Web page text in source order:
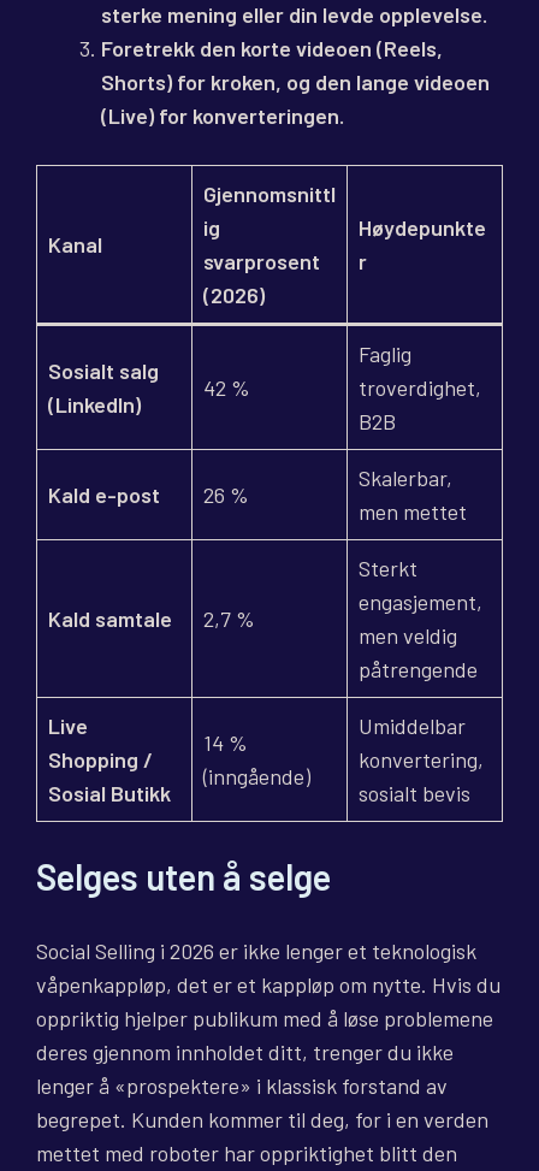
sterke mening eller din levde opplevelse.
Foretrekk den korte videoen (Reels,
Shorts) for kroken, og den lange videoen
(Live) for konverteringen.
Kanal
Gjennomsnittl
ig
svarprosent
(2026)
Høydepunkte
r
Sosialt salg
(LinkedIn)
42 %
Faglig
troverdighet,
B2B
Kald e-post 26 %
Skalerbar,
men mettet
Kald samtale 2,7 %
Sterkt
engasjement,
men veldig
påtrengende
Live
Shopping /
Sosial Butikk
14 %
(inngående)
Umiddelbar
konvertering,
sosialt bevis
Selges uten å selge
Social Selling i 2026 er ikke lenger et teknologisk
våpenkappløp, det er et kappløp om nytte. Hvis du
oppriktig hjelper publikum med å løse problemene
deres gjennom innholdet ditt, trenger du ikke
lenger å «prospektere» i klassisk forstand av
begrepet. Kunden kommer til deg, for i en verden
mettet med roboter har oppriktighet blitt den